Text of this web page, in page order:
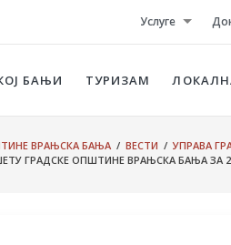
Услуге
БАЊИ ТУРИЗАМ
ВРАЊСКА БАЊА / ВЕСТИ /УПРАВА
ГРАДСКЕ ОПШТИНЕ ВРАЊСКА БАЊА ЗА